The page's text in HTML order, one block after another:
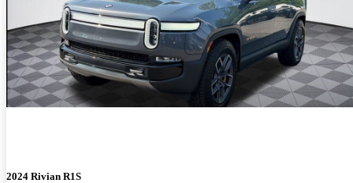
2024 Rivian R1S